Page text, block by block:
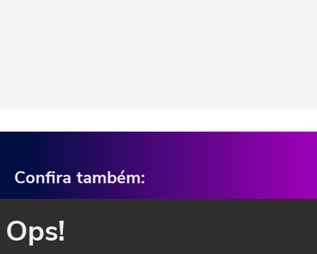
Confira também:
Ops!